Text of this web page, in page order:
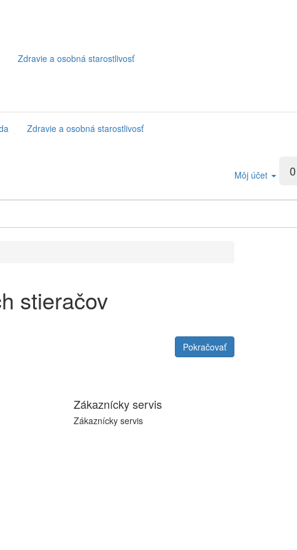
Zdravie a osobná starostlivosť
Zdravie a osobná starostlivosť
0
Môj účet
stieračov
Pokračovať
Zákaznícky servis
Zákaznícky servis